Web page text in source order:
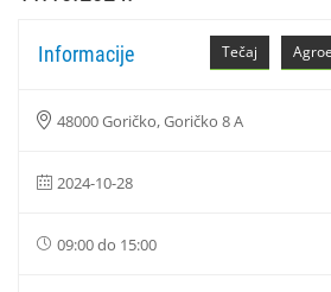
Tečaj
Informacije
48000 Goričko, Goričko 8 A
2024-10-28
09:00 do 15:00